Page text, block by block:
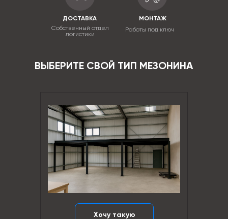
ДОСТАВКА
Собственный отдел
логистики
МОНТАЖ
Работы под ключ
ВЫБЕРИТЕ СВОЙ ТИП МЕЗОНИНА
Хочу такую